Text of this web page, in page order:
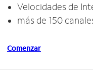
Velocidades de
más de 150
Comenzar